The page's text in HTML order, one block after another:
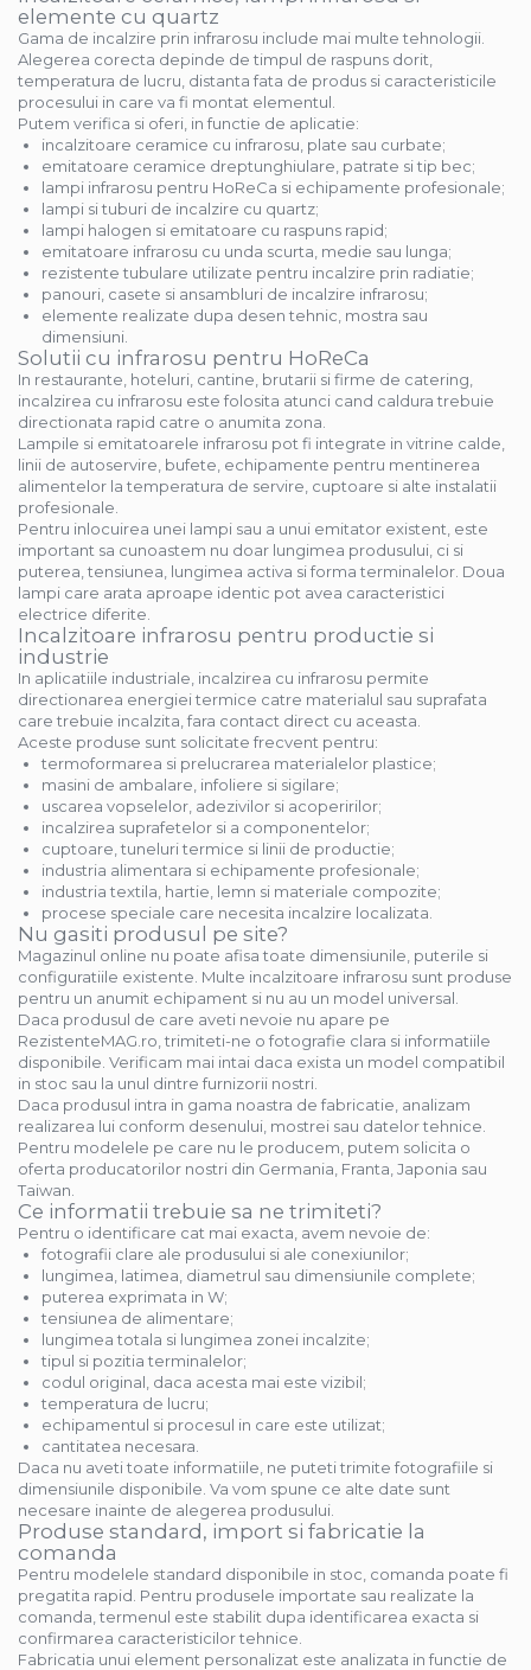
elemente cu quartz
Gama de incalzire prin infrarosu include mai multe tehnologii.
Alegerea corecta depinde de timpul de raspuns dorit,
temperatura de lucru, distanta fata de produs si caracteristicile
procesului in care va fi montat elementul.
Putem verifica si oferi, in functie de aplicatie:
incalzitoare ceramice cu infrarosu, plate sau curbate;
emitatoare ceramice dreptunghiulare, patrate si tip bec;
lampi infrarosu pentru HoReCa si echipamente profesionale;
lampi si tuburi de incalzire cu quartz;
lampi halogen si emitatoare cu raspuns rapid;
emitatoare infrarosu cu unda scurta, medie sau lunga;
rezistente tubulare utilizate pentru incalzire prin radiatie;
panouri, casete si ansambluri de incalzire infrarosu;
elemente realizate dupa desen tehnic, mostra sau
dimensiuni.
Solutii cu infrarosu pentru HoReCa
In restaurante, hoteluri, cantine, brutarii si firme de catering,
incalzirea cu infrarosu este folosita atunci cand caldura trebuie
directionata rapid catre o anumita zona.
Lampile si emitatoarele infrarosu pot fi integrate in vitrine calde,
linii de autoservire, bufete, echipamente pentru mentinerea
alimentelor la temperatura de servire, cuptoare si alte instalatii
profesionale.
Pentru inlocuirea unei lampi sau a unui emitator existent, este
important sa cunoastem nu doar lungimea produsului, ci si
puterea, tensiunea, lungimea activa si forma terminalelor. Doua
lampi care arata aproape identic pot avea caracteristici
electrice diferite.
Incalzitoare infrarosu pentru productie si
industrie
In aplicatiile industriale, incalzirea cu infrarosu permite
directionarea energiei termice catre materialul sau suprafata
care trebuie incalzita, fara contact direct cu aceasta.
Aceste produse sunt solicitate frecvent pentru:
termoformarea si prelucrarea materialelor plastice;
masini de ambalare, infoliere si sigilare;
uscarea vopselelor, adezivilor si acoperirilor;
incalzirea suprafetelor si a componentelor;
cuptoare, tuneluri termice si linii de productie;
industria alimentara si echipamente profesionale;
industria textila, hartie, lemn si materiale compozite;
procese speciale care necesita incalzire localizata.
Nu gasiti produsul pe site?
Magazinul online nu poate afisa toate dimensiunile, puterile si
configuratiile existente. Multe incalzitoare infrarosu sunt produse
pentru un anumit echipament si nu au un model universal.
Daca produsul de care aveti nevoie nu apare pe
RezistenteMAG.ro, trimiteti-ne o fotografie clara si informatiile
disponibile. Verificam mai intai daca exista un model compatibil
in stoc sau la unul dintre furnizorii nostri.
Daca produsul intra in gama noastra de fabricatie, analizam
realizarea lui conform desenului, mostrei sau datelor tehnice.
Pentru modelele pe care nu le producem, putem solicita o
oferta producatorilor nostri din Germania, Franta, Japonia sau
Taiwan.
Ce informatii trebuie sa ne trimiteti?
Pentru o identificare cat mai exacta, avem nevoie de:
fotografii clare ale produsului si ale conexiunilor;
lungimea, latimea, diametrul sau dimensiunile complete;
puterea exprimata in W;
tensiunea de alimentare;
lungimea totala si lungimea zonei incalzite;
tipul si pozitia terminalelor;
codul original, daca acesta mai este vizibil;
temperatura de lucru;
echipamentul si procesul in care este utilizat;
cantitatea necesara.
Daca nu aveti toate informatiile, ne puteti trimite fotografiile si
dimensiunile disponibile. Va vom spune ce alte date sunt
necesare inainte de alegerea produsului.
Produse standard, import si fabricatie la
comanda
Pentru modelele standard disponibile in stoc, comanda poate fi
pregatita rapid. Pentru produsele importate sau realizate la
comanda, termenul este stabilit dupa identificarea exacta si
confirmarea caracteristicilor tehnice.
Fabricatia unui element personalizat este analizata in functie de